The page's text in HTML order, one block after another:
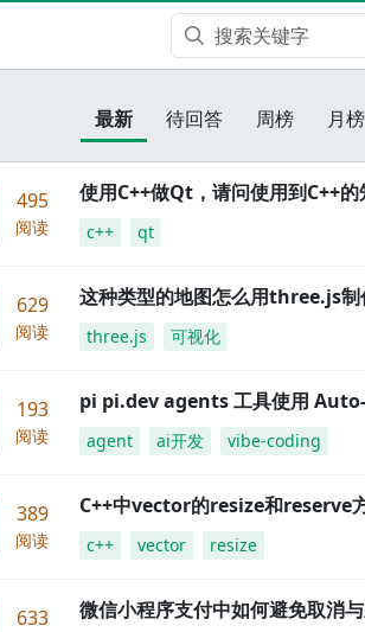
最新 待回答 周榜 月榜
495
阅读
使用C++做Qt，请问使用到C++
c++ qt
629
阅读
这种类型的地图怎么用three.js制
three.js 可视化
193
阅读
pi pi.dev agents 工具使用
agent ai开发 vibe-coding
389
阅读
C++中vector的resize和reserve
c++ vector resize
633 微信小程序支付中如何避免取消